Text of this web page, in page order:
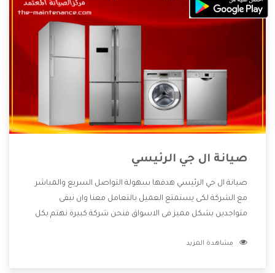
صيانة ال جي الرئيسي
صيانة ال جي الرئيسي هدفها سهولة التواصل السريع والمباشر
مع الشركة لكى يستمتع العميل بالتعامل معنا وان نبقى
متواجدين بشكل مميز فى الاسواق فنحن شركة كبيرة نهتم بكل
الشركة بها والتى تكون منها خدمة الصيانة التى تكون من أهم
مشاهدة المزيد